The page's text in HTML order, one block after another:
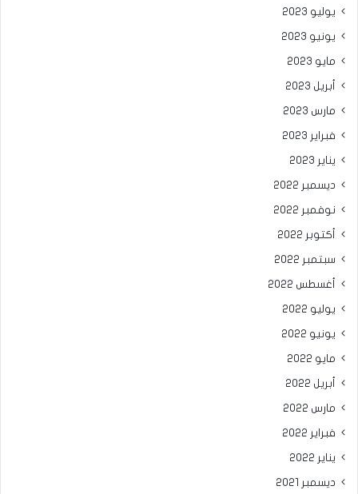
يوليو 2023
يونيو 2023
مايو 2023
أبريل 2023
مارس 2023
فبراير 2023
يناير 2023
ديسمبر 2022
نوفمبر 2022
أكتوبر 2022
سبتمبر 2022
أغسطس 2022
يوليو 2022
يونيو 2022
مايو 2022
أبريل 2022
مارس 2022
فبراير 2022
يناير 2022
ديسمبر 2021